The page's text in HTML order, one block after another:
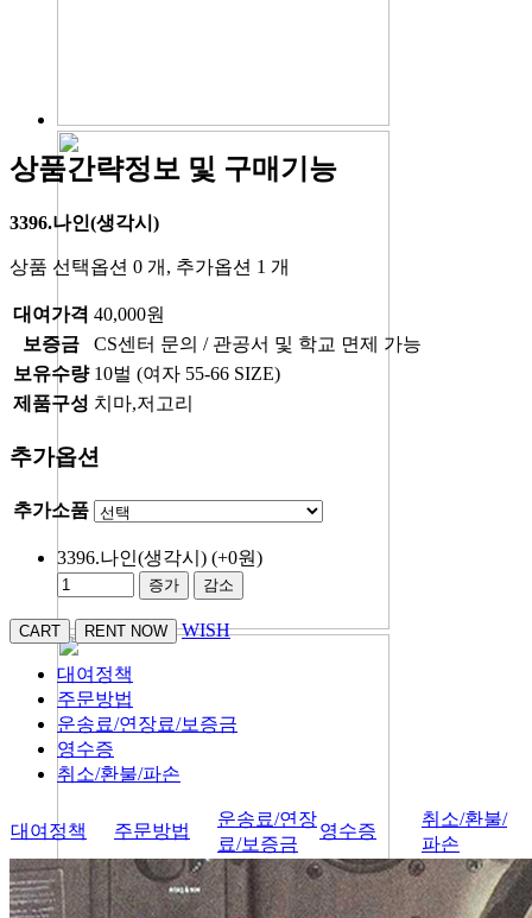
상품간략정보 및 구매기능
3396.나인(생각시)
상품 선택옵션 0 개, 추가옵션 1 개
대여가격 40,000원
보증금
CS센터 문의 / 관공서 및 학교 면제 가능
보유수량 10벌 (여자 55-66 SIZE)
제품구성 치마,저고리
추가옵션
추가소품
3396.나인(생각시) (+0원)
증가 감소
WISH
대여정책
주문방법
운송료/연장료/보증금
영수증
취소/환불/파손
대여정책 주문방법
운송료/연장
료/보증금
영수증
취소/환불/
파손